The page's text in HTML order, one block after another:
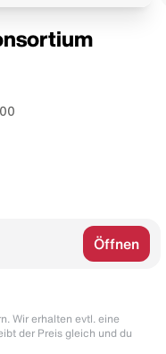
Öffnen
Wir erhalten evtl. eine
der Preis gleich und du